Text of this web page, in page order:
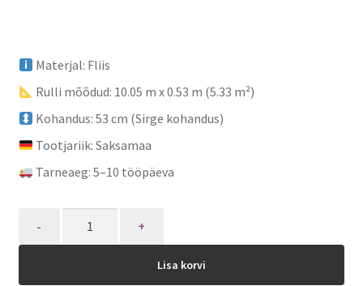
Materjal: Fliis
Rulli mõõdud: 10.05 m x 0.53 m (5.33 m²)
Kohandus: 53 cm (Sirge kohandus)
Tootjariik: Saksamaa
Tarneaeg: 5–10 tööpäeva
Lisa korvi